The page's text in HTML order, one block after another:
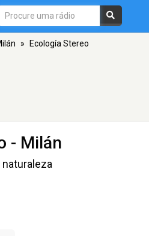
» Ecología Stereo
- Milán